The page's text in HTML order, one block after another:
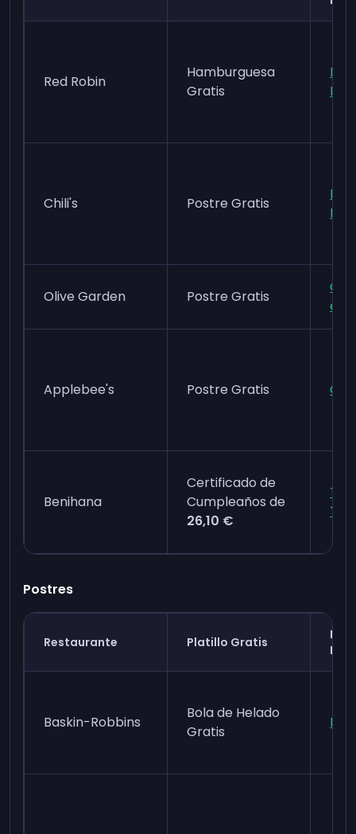
Red Robin
Hamburguesa
Gratis
Chili's Postre Gratis
My
Olive Garden Postre Gratis
Applebee's Postre Gratis
Benihana
Certificado de
Cumpleaños de
26,10 €
Postres
Restaurante Platillo Gratis
Baskin-Robbins
Bola de Helado
Gratis